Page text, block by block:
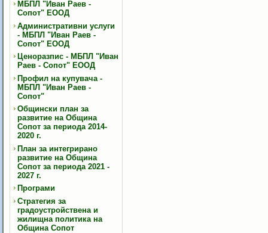
МБПЛ "Иван Раев -
Сопот" ЕООД
Административни услуги
- МБПЛ "Иван Раев -
Сопот" ЕООД
Ценоразпис - МБПЛ "Иван
Раев - Сопот" ЕООД
Профил на купувача -
МБПЛ "Иван Раев -
Сопот"
Общински план за
развитие на Община
Сопот за периода 2014-
2020 г.
План за интегрирано
развитие на Община
Сопот за периода 2021 -
2027 г.
Програми
Стратегия за
градоустройствена и
жилищна политика на
Община Сопот